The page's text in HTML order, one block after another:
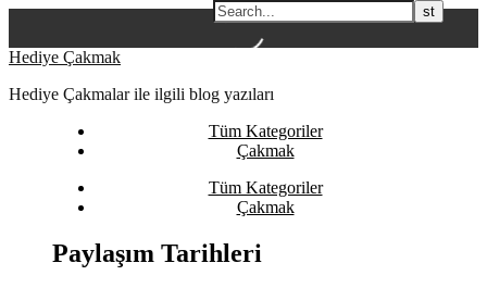
Skip
content
Hediye Çakmak
Hediye Çakmalar ile ilgili blog yazıları
Tüm Kategoriler
Çakmak
Tüm Kategoriler
Çakmak
Paylaşım Tarihleri